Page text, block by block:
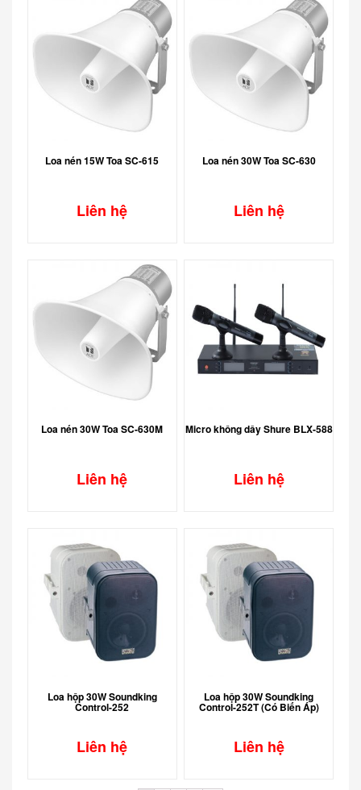
Loa nén 15W Toa SC-615
Liên hệ
Loa nén 30W Toa SC-630
Liên hệ
Loa nén 30W Toa SC-630M
Liên hệ
Micro không dây Shure BLX-588
Liên hệ
Loa hộp 30W Soundking
Control-252
Liên hệ
Loa hộp 30W Soundking
Control-252T (Có Biến Áp)
Liên hệ